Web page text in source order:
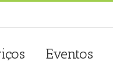
Eventos